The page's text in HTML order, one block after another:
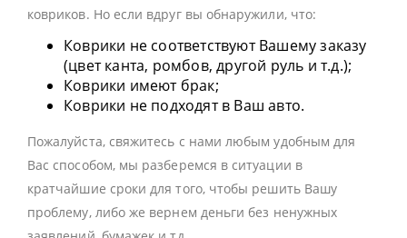
ковриков. Но если вдруг вы обнаружили, что:
Коврики не соответствуют Вашему заказу
(цвет канта, ромбов, другой руль и т.д.);
Коврики имеют брак;
Коврики не подходят в Ваш авто.
Пожалуйста, свяжитесь с нами любым удобным для
Вас способом, мы разберемся в ситуации в
кратчайшие сроки для того, чтобы решить Вашу
проблему, либо же вернем деньги без ненужных